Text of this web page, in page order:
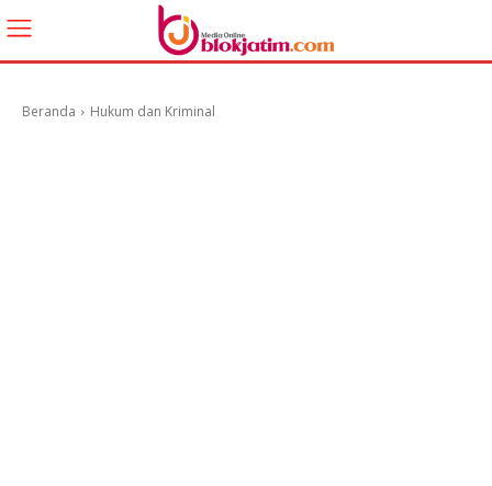
Beranda Hukum dan Kriminal